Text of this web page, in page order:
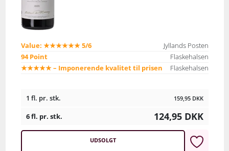
Value: ★★★★★★ 5/6
Jyllands Posten
94 Point
Flaskehalsen
★★★★★ – Imponerende kvalitet til prisen
Flaskehalsen
1 fl. pr. stk. 159,95 DKK
6 fl. pr. stk. 124,95 DKK
UDSOLGT